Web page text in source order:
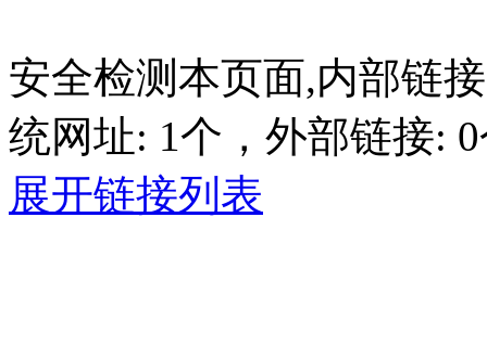
安全检测本页面,内部链
统网址: 1个，外部链接:
展开链接列表